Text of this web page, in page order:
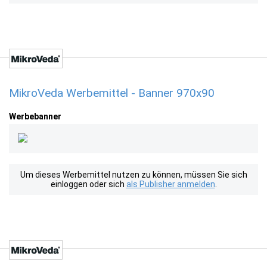
MikroVeda Werbemittel - Banner 970x90
Werbebanner
Um dieses Werbemittel nutzen zu können, müssen Sie sich
einloggen oder sich als Publisher anmelden